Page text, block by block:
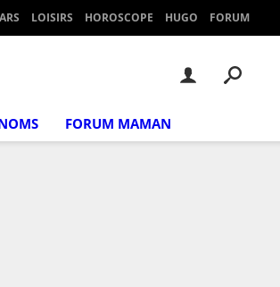
LOISIRS HOROSCOPE HUGO FORUM
FORUM MAMAN